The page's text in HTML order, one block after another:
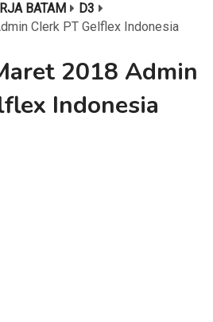
BATAM
D3
Clerk PT Gelflex Indonesia
2018 Admin
Indonesia